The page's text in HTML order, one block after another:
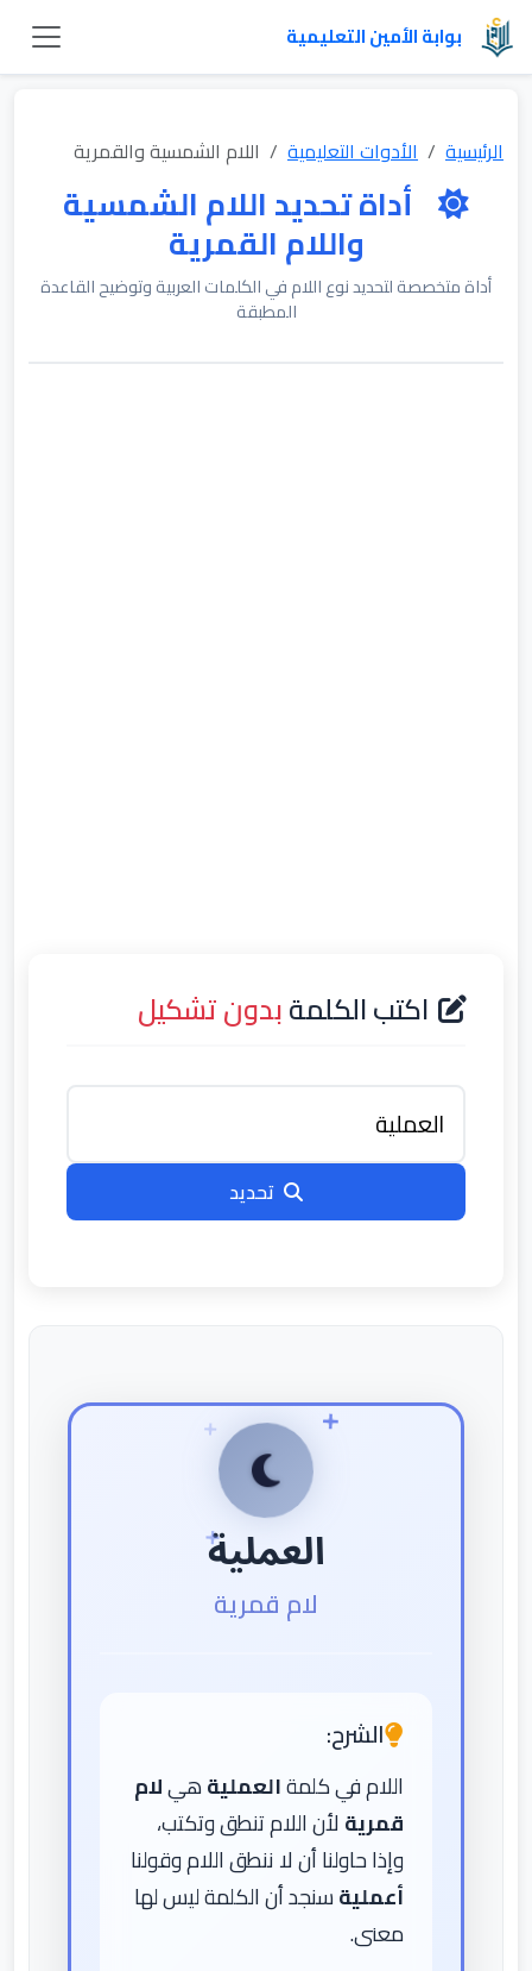
بوابة الأمين التعليمية
الرئيسية الأدوات التعليمية اللام الشمسية والقمرية
أداة تحديد اللام الشمسية
واللام القمرية
أداة متخصصة لتحديد نوع اللام في الكلمات العربية وتوضيح القاعدة
المطبقة
اكتب الكلمةبدون تشكيل
تحديد
العملية
لام قمرية
الشرح:
اللام في كلمةالعمليةهيلام
قمريةلأن اللام تنطق وتكتب،
وإذا حاولنا أن لا ننطق اللام وقولنا
أعمليةسنجد أن الكلمة ليس لها
معنى.